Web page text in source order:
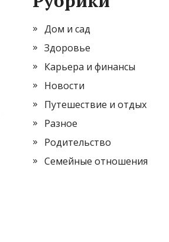
Дом и сад
Здоровье
Карьера и финансы
Новости
Путешествие и отдых
Разное
Родительство
Семейные отношения